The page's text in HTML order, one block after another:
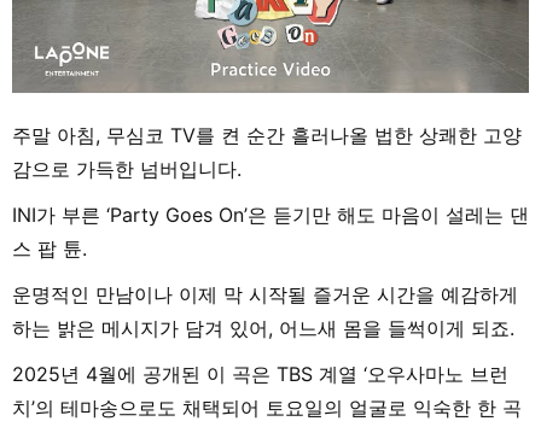
주말 아침, 무심코 TV를 켠 순간 흘러나올 법한 상쾌한 고양
감으로 가득한 넘버입니다.
INI가 부른 ‘Party Goes On’은 듣기만 해도 마음이 설레는 댄
스 팝 튠.
운명적인 만남이나 이제 막 시작될 즐거운 시간을 예감하게
하는 밝은 메시지가 담겨 있어, 어느새 몸을 들썩이게 되죠.
2025년 4월에 공개된 이 곡은 TBS 계열 ‘오우사마노 브런
치’의 테마송으로도 채택되어 토요일의 얼굴로 익숙한 한 곡